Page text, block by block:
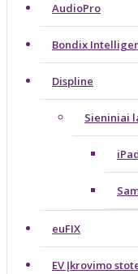
AudioPro
Bondix
Displine
Sieniniai
euFIX
EV Įkrovimo